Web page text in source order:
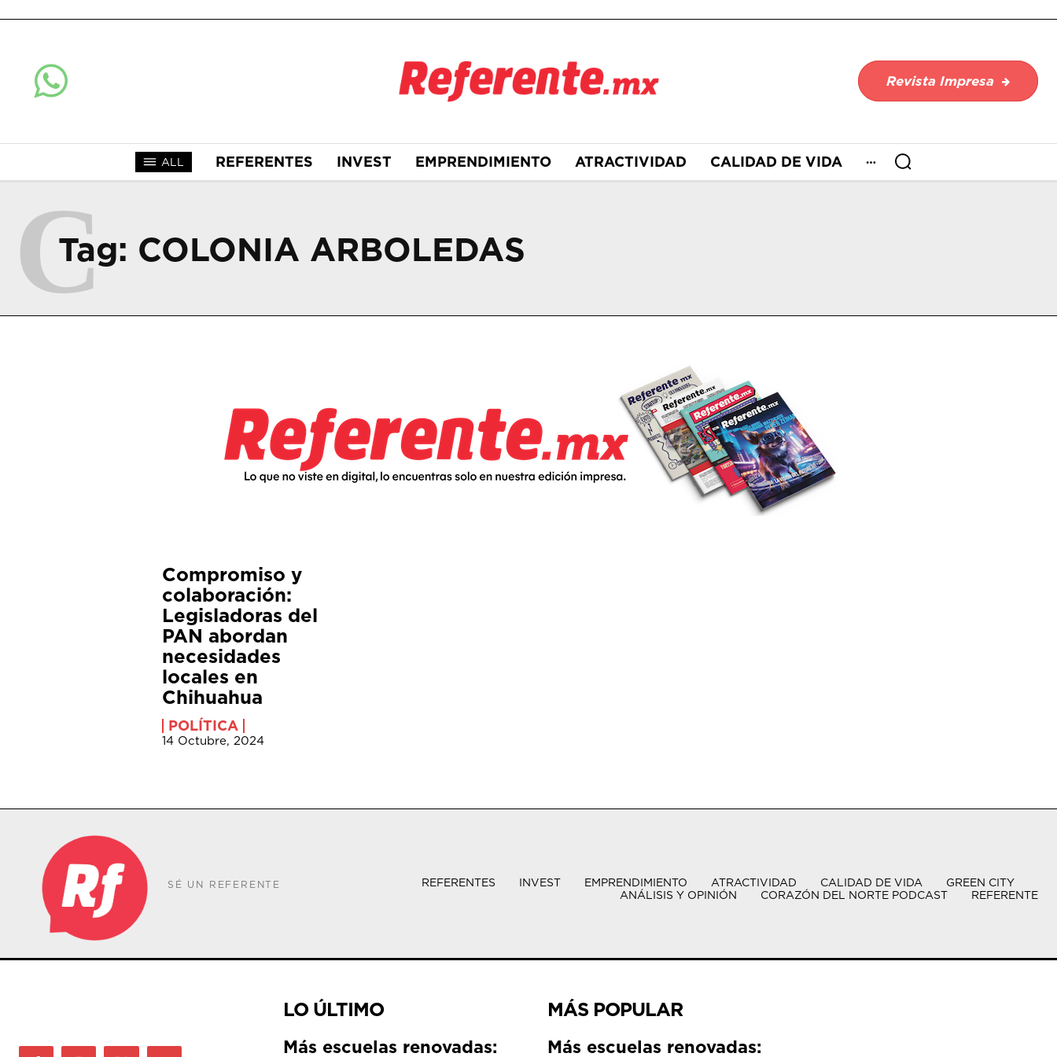
Revista Impresa
ALL REFERENTES INVEST EMPRENDIMIENTO ATRACTIVIDAD CALIDAD DE VIDA
Tag: COLONIA ARBOLEDAS
C
Compromiso y
colaboración:
Legisladoras del
PAN abordan
necesidades
locales en
Chihuahua
POLÍTICA
14 Octubre, 2024
SÉ UN REFERENTE REFERENTES INVEST EMPRENDIMIENTO ATRACTIVIDAD CALIDAD DE VIDA
GREEN CITY
ANÁLISIS Y OPINIÓN
CORAZÓN DEL NORTE PODCAST REFERENTE
LO ÚLTIMO
Más escuelas renovadas:
MÁS POPULAR
Más escuelas renovadas: